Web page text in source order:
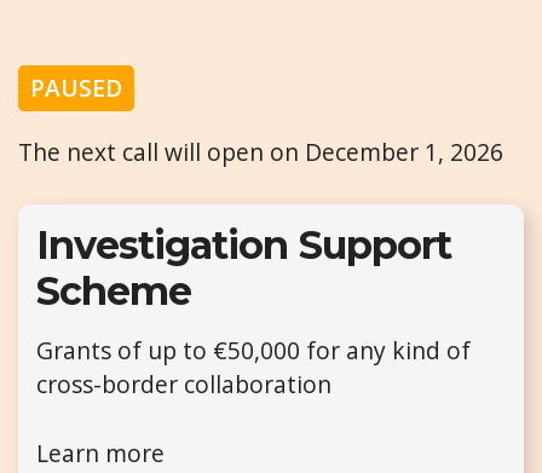
PAUSED
The next call will open on December 1, 2026
Investigation Support
Scheme
Grants of up to €50,000 for any kind of
cross-border collaboration
Learn more